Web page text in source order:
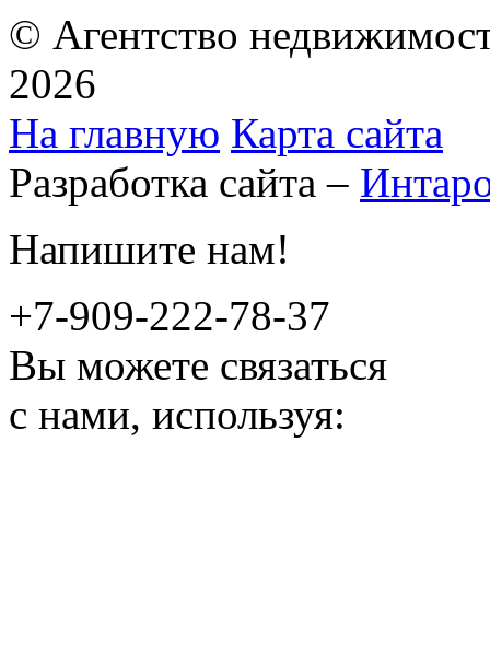
© Агентство
2026
На главную Карта сайта
Разработка сайта –
Напишите нам!
+7-909-222-78-37
Вы можете связаться
с нами, используя: